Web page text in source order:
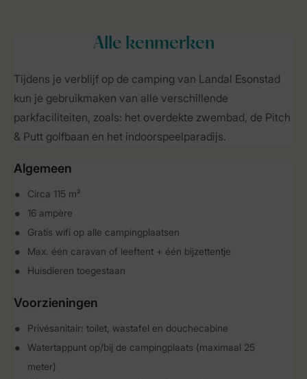
Alle kenmerken
Tijdens je verblijf op de camping van Landal Esonstad
kun je gebruikmaken van alle verschillende
parkfaciliteiten, zoals: het overdekte zwembad, de Pitch
& Putt golfbaan en het indoorspeelparadijs.
Algemeen
Circa 115 m²
16 ampère
Gratis wifi op alle campingplaatsen
Max. één caravan of leeftent + één bijzettentje
Huisdieren toegestaan
Voorzieningen
Privésanitair: toilet, wastafel en douchecabine
Watertappunt op/bij de campingplaats (maximaal 25
meter)